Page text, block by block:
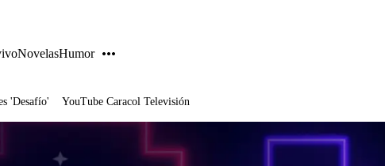
NovelasHumor
'Desafío' YouTube Caracol Televisión